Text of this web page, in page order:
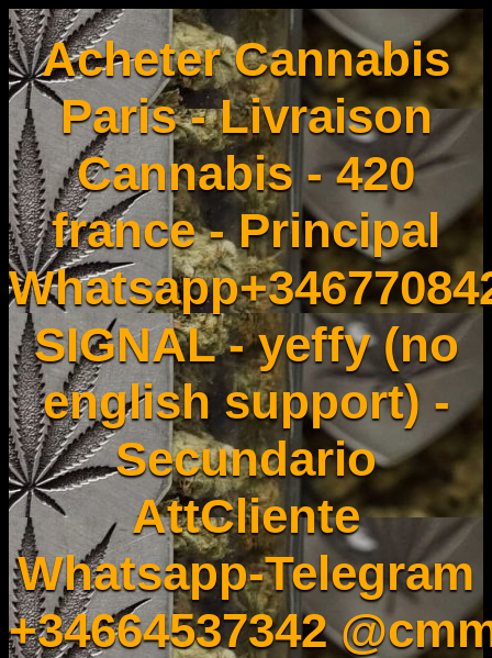
Acheter Cannabis
Paris - Livraison
Cannabis - 420
france - Principal
SIGNAL - yeffy (no
english support) -
Secundario
AttCliente
Whatsapp-Telegram
+34664537342